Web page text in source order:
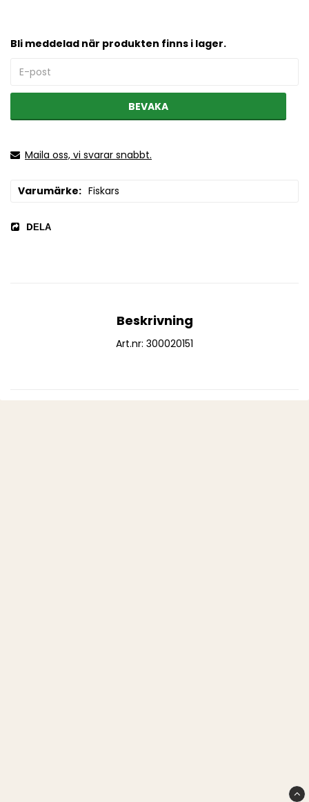
Bli meddelad när produkten finns i lager.
BEVAKA
Maila oss, vi svarar snabbt.
Varumärke Fiskars
DELA
Beskrivning
Art.nr: 300020151